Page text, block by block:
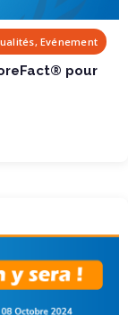
: où en est-on ?
Evénement
pour